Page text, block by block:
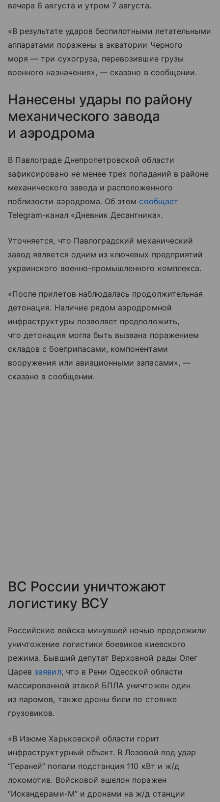
вечера 6 августа и утром 7 августа.
«В результате ударов беспилотными летательными
аппаратами поражены в акватории Черного
моря — три сухогруза, перевозившие грузы
военного назначения», — сказано в сообщении.
Нанесены удары по району
механического завода
и аэродрома
В Павлограде Днепропетровской области
зафиксировано не менее трех попаданий в районе
механического завода и расположенного
поблизости аэродрома. Об этом сообщает
Telegram-канал «Дневник Десантника».
Уточняется, что Павлоградский механический
завод является одним из ключевых предприятий
украинского военно-промышленного комплекса.
«После прилетов наблюдалась продолжительная
детонация. Наличие рядом аэродромной
инфраструктуры позволяет предположить,
что детонация могла быть вызвана поражением
складов с боеприпасами, компонентами
вооружения или авиационными запасами», —
сказано в сообщении.
ВС России уничтожают
логистику ВСУ
Российские войска минувшей ночью продолжили
уничтожение логистики боевиков киевского
режима. Бывший депутат Верховной рады Олег
Царев заявил, что в Рени Одесской области
массированной атакой БПЛА уничтожен один
из паромов, также дроны били по стоянке
грузовиков.
«В Изюме Харьковской области горит
инфраструктурный объект. В Лозовой под удар
“Гераней” попали подстанция 110 кВт и ж/д
локомотив. Войсковой эшелон поражен
“Искандерами-М” и дронами на ж/д станции